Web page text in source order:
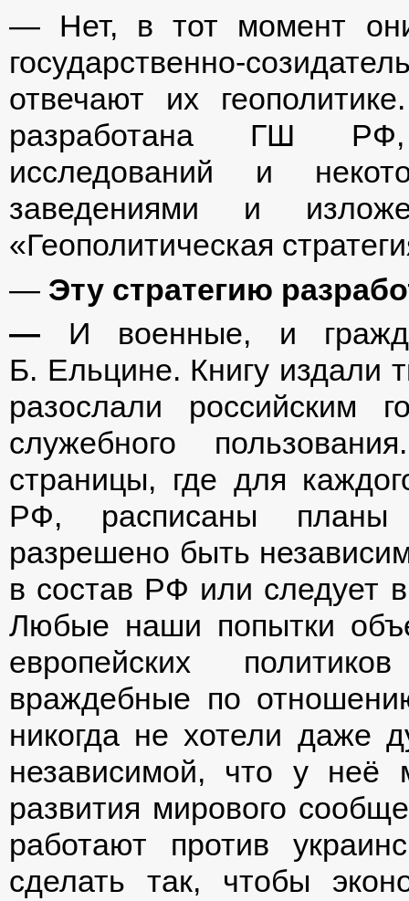
— Нет, в тот момент
государственно-
отвечают их
разработана ГШ РФ,
исследований и
заведениями и
«Геополитическая
— Эту стратегию
— И военные, и
Б. Ельцине. Книгу издали
разослали российским
служебного
страницы, где для
РФ, расписаны планы
разрешено быть
в состав РФ или следует
Любые наши попытки
европейских
враждебные по
никогда не хотели даже
независимой, что у неё
развития мирового
работают против
сделать так, чтобы